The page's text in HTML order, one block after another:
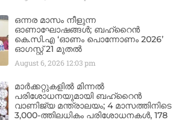
ഒന്നര മാസം നീളുന്ന
ഓണാഘോഷങ്ങൾ; ബഹ്‌റൈൻ
കെ.സി.എ ‘ഓണം പൊന്നോണം 2026’
ഓഗസ്റ്റ് 21 മുതൽ
August 6, 2026 12:03 pm
മാർക്കറ്റുകളിൽ മിന്നൽ
പരിശോധനയുമായി ബഹ്‌റൈൻ
വാണിജ്യ മന്ത്രാലയം; 4 മാസത്തിനിടെ
3,000-ത്തിലധികം പരിശോധനകൾ, 178